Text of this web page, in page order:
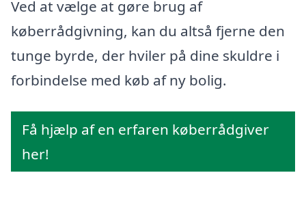
Ved at vælge at gøre brug af
køberrådgivning, kan du altså fjerne den
tunge byrde, der hviler på dine skuldre i
forbindelse med køb af ny bolig.
Få hjælp af en erfaren køberrådgiver
her!